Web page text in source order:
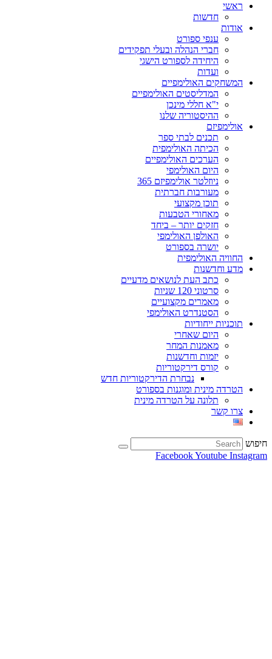
ראשי
חדשות
אודות
ענפי ספורט
חברי הנהלה ובעלי תפקידים
היחידה לספורט הישגי
ועדות
המשחקים האולימפיים
המדליסטים האולימפיים
י"א חללי מינכן
ההיסטוריה שלנו
אולימפיזם
תכנים לבתי ספר
הכיתה האולימפית
הערכים האולימפיים
היום האולימפי
ניוזלטר אולימפיזם 365
מעורבות חברתית
תוכן מקצועי
מאחורי הטבעות
חזקים יותר – ביחד
האולפן האולימפי
יושרה בספורט
החוויה האולימפית
מדע וחדשנות
כתב העת לנושאים מדעיים
סרטוני 120 שניות
מאמרים מקצועיים
הסטנדרט האולימפי
תוכניות ייחודיות
היום שאחרי
מאמנות המחר
יזמות וחדשנות
קורס דירקטוריות
נבחרת הדירקטוריות חדש
הטרדה מינית ומוגנות בספורט
תלונה על הטרדה מינית
צרו קשר
חיפוש
FacebookYoutube Instagram